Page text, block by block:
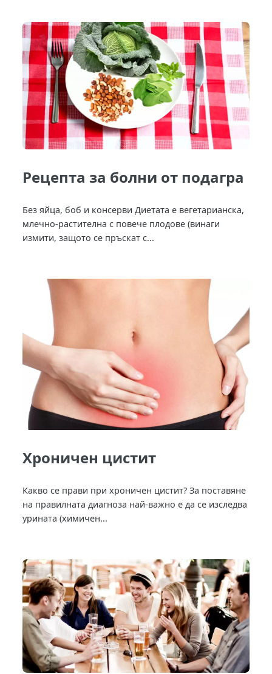
Рецепта за болни от подагра
Без яйца, боб и консерви Диетата е вегетарианска,
млечно-растителна с повече плодове (винаги
измити, защото се пръскат с...
Хроничен цистит
Какво се прави при хроничен цистит? За поставяне
на правилната диагноза най-важно е да се изследва
урината (химичен...